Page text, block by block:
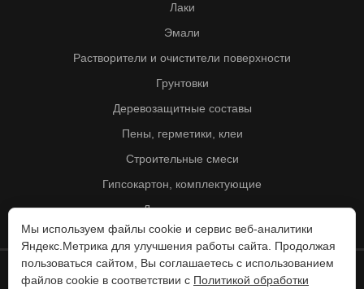
Лаки
Эмали
Растворители и очистители поверхности
Грунтовки
Деревозащитные составы
Пены, герметики, клеи
Строительные смеси
Гипсокартон, комплектующие
Другие товары
© Колорит 1995 - 2026
Мы используем файлы cookie и сервис веб-аналитики
Яндекс.Метрика для улучшения работы сайта. Продолжая
пользоваться сайтом, Вы соглашаетесь с использованием
файлов cookie в соответствии с Политикой обработки